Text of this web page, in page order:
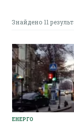
Знайдено 11
ЕНЕРГО